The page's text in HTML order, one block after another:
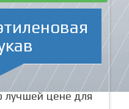
лучшей цене для